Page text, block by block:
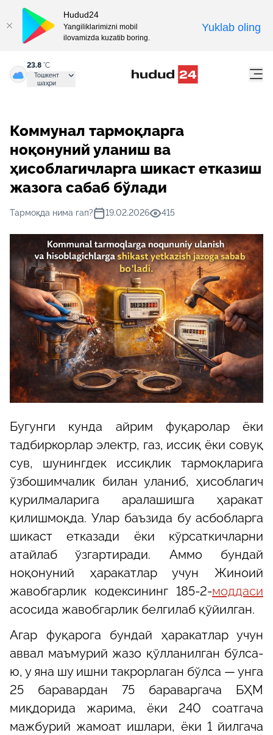
23.8 °C
Тошкент
шаҳри
Коммунал тармоқларга
ноқонуний уланиш ва
ҳисоблагичларга шикаст етказиш
жазога сабаб бўлади
Тармоқда нима гап? 19.02.2026 415
Бугунги кунда айрим фуқаролар ёки
тадбиркорлар электр, газ, иссиқ ёки совуқ
сув, шунингдек иссиқлик тармоқларига
ўзбошимчалик билан уланиб, ҳисоблагич
қурилмаларига аралашишга ҳаракат
қилишмоқда. Улар баъзида бу асбобларга
шикаст етказади ёки кўрсаткичларни
атайлаб ўзгартиради. Aммо бундай
ноқонуний ҳаракатлар учун Жиноий
жавобгарлик кодексининг 185-2-моддаси
асосида жавобгарлик белгилаб қўйилган.
Aгар фуқарога бундай ҳаракатлар учун
аввал маъмурий жазо қўлланилган бўлса-
ю, у яна шу ишни такрорлаган бўлса — унга
25 баравардан 75 бараваргача БҲМ
миқдорида жарима, ёки 240 соатгача
мажбурий жамоат ишлари, ёки 1 йилгача
Hudud24
Yangiliklarimizni mobil
ilovamizda kuzatib boring.
Yuklab oling